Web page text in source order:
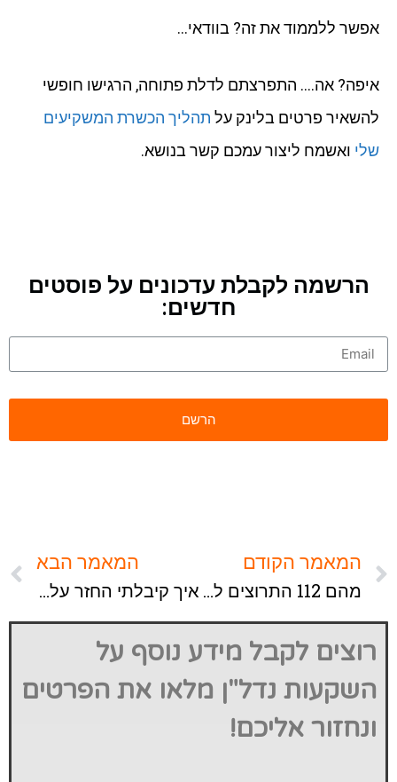
אפשר ללממוד את זה? בוודאי…
איפה? אה…. התפרצתם לדלת פתוחה, הרגישו חופשי
להשאיר פרטים בלינק על תהליך הכשרת המשקיעים
שלי ואשמח ליצור עמכם קשר בנושא.
הרשמה לקבלת עדכונים על פוסטים
חדשים:
המאמר הקודם
מהם 112 התרוצים ל-למה לא להשקיע בנדל"ן?
המאמר הבא
איך קיבלתי החזר על מס הרכישה לכל הנכסים שרכשתי בשנים האחרונות?
רוצים לקבל מידע נוסף על
השקעות נדל"ן מלאו את הפרטים
ונחזור אליכם!